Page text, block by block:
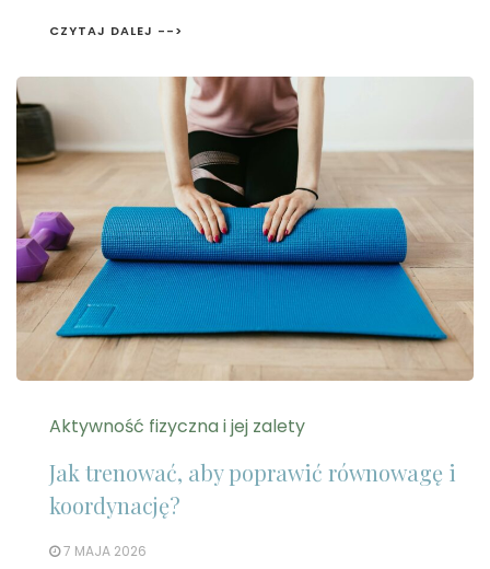
CZYTAJ DALEJ -->
Aktywność fizyczna i jej zalety
Jak trenować, aby poprawić równowagę i
koordynację?
7 MAJA 2026